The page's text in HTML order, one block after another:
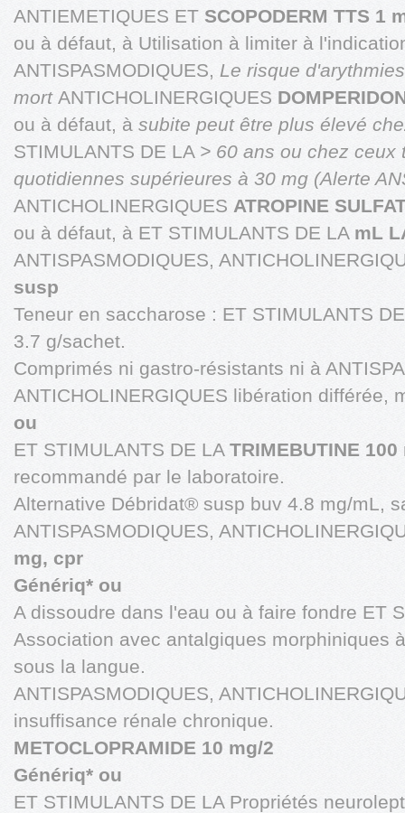
ANTIEMETIQUES ET SCOPODERM TTS 1
ou à défaut, à Utilisation à limiter à
ANTISPASMODIQUES, Le risque
mort ANTICHOLINERGIQUES
ou à défaut, à subite peut être plus élevé
STIMULANTS DE LA > 60 ans ou chez ceux
quotidiennes supérieures à 30 mg (Alerte
ANTICHOLINERGIQUES ATROPINE
ou à défaut, à ET STIMULANTS DE LA mL
ANTISPASMODIQUES,
susp
Teneur en saccharose : ET STIMULANTS
3.7 g/sachet.
Comprimés ni gastro-résistants ni à
ANTICHOLINERGIQUES libération différée,
ou
ET STIMULANTS DE LA TRIMEBUTINE
recommandé par le laboratoire.
Alternative Débridat® susp buv 4.8 mg/mL,
ANTISPASMODIQUES,
mg, cpr
Génériq* ou
A dissoudre dans l'eau ou à faire fondre ET
Association avec antalgiques morphiniques
sous la langue.
ANTISPASMODIQUES,
insuffisance rénale chronique.
METOCLOPRAMIDE 10 mg/2
Génériq* ou
ET STIMULANTS DE LA Propriétés